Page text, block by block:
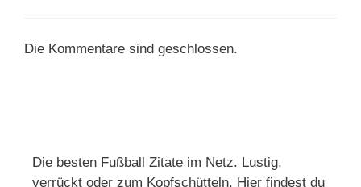
Die Kommentare sind geschlossen.
Die besten Fußball Zitate im Netz. Lustig,
verrückt oder zum Kopfschütteln. Hier findest du